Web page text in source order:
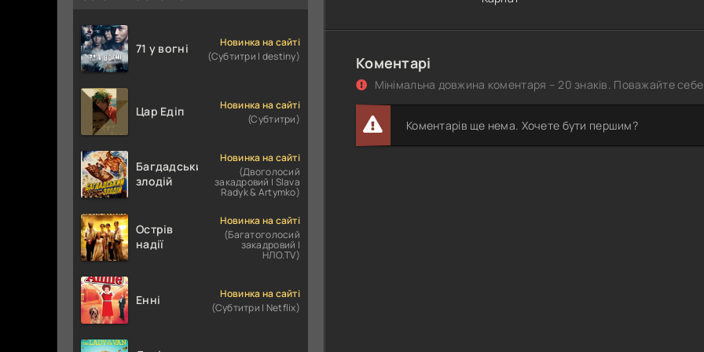
Коментарі
Мінімальна довжина коментаря – 20 знаків. Поважайте себе
Коментарів ще нема. Хочете бути першим?
71 у вогні
Новинка на сайті
(Субтитри | destiny)
Цар Едіп
Новинка на сайті
(Субтитри)
Багдадський
злодій
Новинка на сайті
(Двоголосий
закадровий | Slava
Radyk & Artymko)
Острів
надії
Новинка на сайті
(Багатоголосий
закадровий |
НЛО.TV)
Енні
Новинка на сайті
(Субтитри | Netflix)